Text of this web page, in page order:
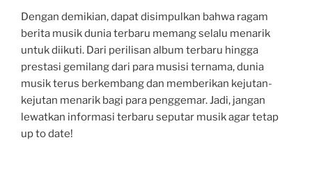
Dengan demikian, dapat disimpulkan bahwa ragam
berita musik dunia terbaru memang selalu menarik
untuk diikuti. Dari perilisan album terbaru hingga
prestasi gemilang dari para musisi ternama, dunia
musik terus berkembang dan memberikan kejutan-
kejutan menarik bagi para penggemar. Jadi, jangan
lewatkan informasi terbaru seputar musik agar tetap
up to date!